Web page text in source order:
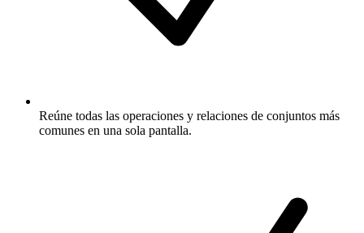
Reúne todas las operaciones y relaciones de conjuntos más
comunes en una sola pantalla.